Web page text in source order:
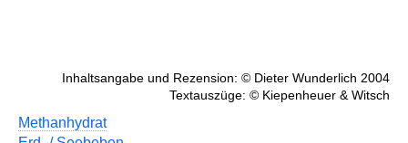
Inhaltsangabe und Rezension: © Dieter Wunderlich 2004
Textauszüge: © Kiepenheuer & Witsch
Methanhydrat